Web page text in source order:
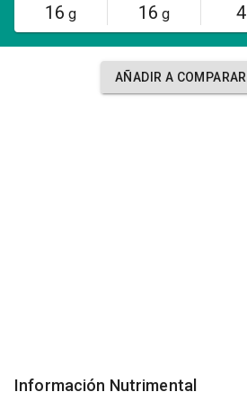
16 g 16 g 4
AÑADIR A COMPARAR
Información Nutrimental